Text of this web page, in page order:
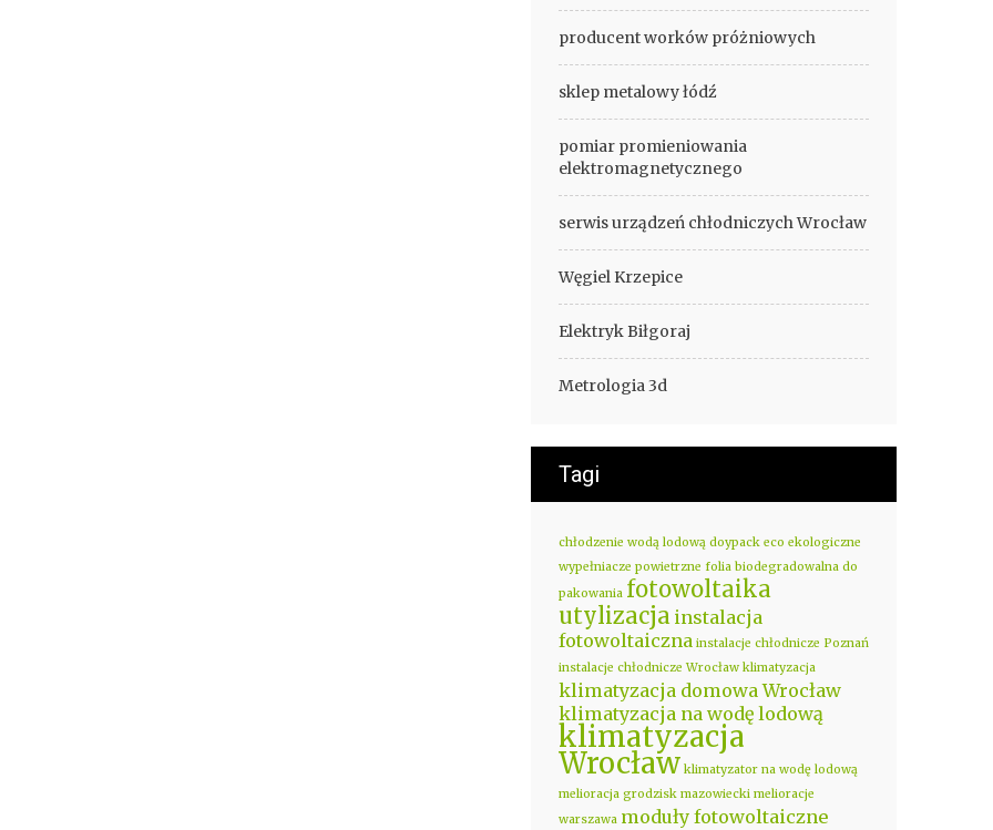
producent worków próżniowych
sklep metalowy łódź
pomiar promieniowania
elektromagnetycznego
serwis urządzeń chłodniczych Wrocław
Węgiel Krzepice
Elektryk Biłgoraj
Metrologia 3d
Tagi
chłodzenie wodą lodową doypack eco ekologiczne
wypełniacze powietrzne folia biodegradowalna do
pakowania fotowoltaika
utylizacja instalacja
fotowoltaiczna instalacje chłodnicze Poznań
instalacje chłodnicze Wrocław klimatyzacja
klimatyzacja domowa Wrocław
klimatyzacja na wodę lodową
klimatyzacja
Wrocław klimatyzator na wodę lodową
melioracja grodzisk mazowiecki melioracje
warszawa moduły fotowoltaiczne